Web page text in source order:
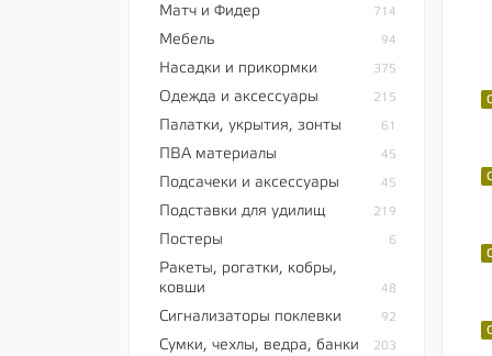
Матч и Фидер 714
Мебель 94
Насадки и прикормки 375
Одежда и аксессуары 215
Палатки, укрытия, зонты 61
ПВА материалы 45
Подсачеки и аксессуары 45
Подставки для удилищ 219
Постеры 6
Ракеты, рогатки, кобры,
ковши
48
Сигнализаторы поклевки 92
Сумки, чехлы, ведра, банки 203